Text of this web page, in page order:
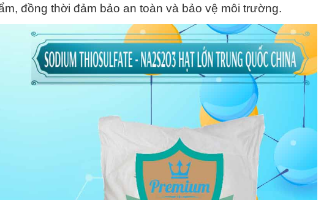
đồng thời đảm bảo an toàn và bảo vệ môi trường.